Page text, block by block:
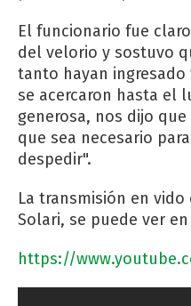
El funcionario fue
del velorio y sostuvo
tanto hayan
se acercaron hasta el
generosa, nos dijo
que sea necesario
despedir".
La transmisión en
Solari, se puede ver
https://